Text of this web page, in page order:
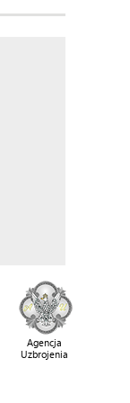
Agencja
Uzbrojenia